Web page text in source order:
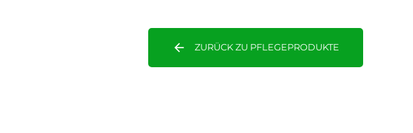
arrow_back ZURÜCK ZU PFLEGEPRODUKTE